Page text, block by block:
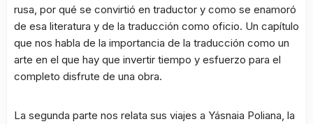
rusa, por qué se convirtió en traductor y como se enamoró
de esa literatura y de la traducción como oficio. Un capítulo
que nos habla de la importancia de la traducción como un
arte en el que hay que invertir tiempo y esfuerzo para el
completo disfrute de una obra.
La segunda parte nos relata sus viajes a Yásnaia Poliana, la